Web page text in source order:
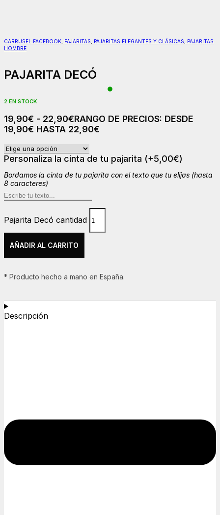
CARRUSEL FACEBOOK PAJARITAS PAJARITAS ELEGANTES Y CLÁSICAS
PAJARITAS
HOMBRE
PAJARITA DECÓ
2 EN STOCK
19,90€ - 22,90€RANGO DE PRECIOS: DESDE
19,90€ HASTA 22,90€
Personaliza la cinta de tu pajarita (+5,00€)
Bordamos la cinta de tu pajarita con el texto que tu elijas (hasta
8 caracteres)
Pajarita Decó cantidad
AÑADIR AL CARRITO
* Producto hecho a mano en España.
Descripción